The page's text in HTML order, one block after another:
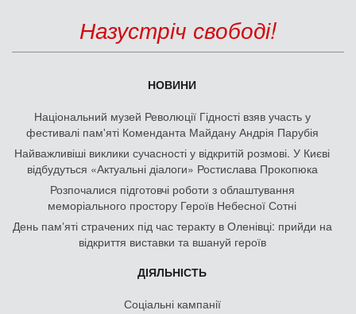
Назустріч свободі!
НОВИНИ
Національний музей Революції Гідності взяв участь у
фестивалі пам'яті Коменданта Майдану Андрія Парубія
Найважливіші виклики сучасності у відкритій розмові. У Києві
відбудуться «Актуальні діалоги» Ростислава Прокопюка
Розпочалися підготовчі роботи з облаштування
меморіального простору Героїв Небесної Сотні
День памʼяті страчених під час теракту в Оленівці: прийди на
відкриття виставки та вшануй героїв
ДІЯЛЬНІСТЬ
Соціальні кампанії